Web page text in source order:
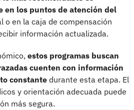
en los puntos de atención del
o en la caja de compensación
información actualizada.
estos programas buscan
cuenten con información
constante durante esta etapa. El
y orientación adecuada puede
más segura.